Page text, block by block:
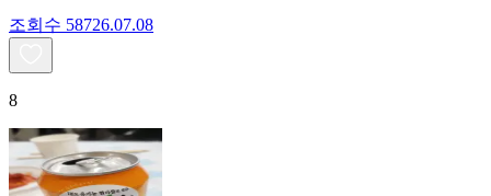
조회수 58726.07.08
8